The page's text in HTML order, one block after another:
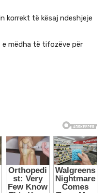
korrekt të kësaj ndeshjeje
e mëdha të tifozëve për